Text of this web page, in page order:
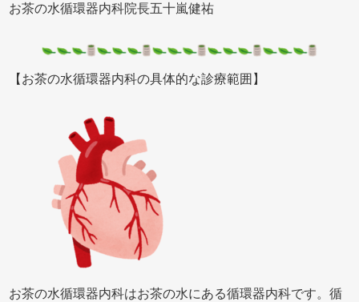
お茶の水循環器内科院長五十嵐健祐
【お茶の水循環器内科の具体的な診療範囲】
お茶の水循環器内科はお茶の水にある循環器内科です。循